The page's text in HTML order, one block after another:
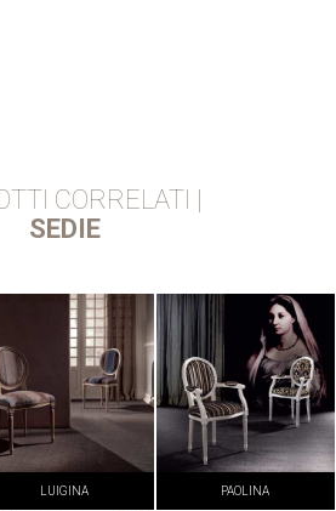
CORRELATI |
SEDIE
LUIGINA PAOLINA